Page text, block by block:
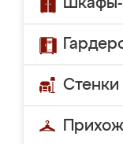
Стенки